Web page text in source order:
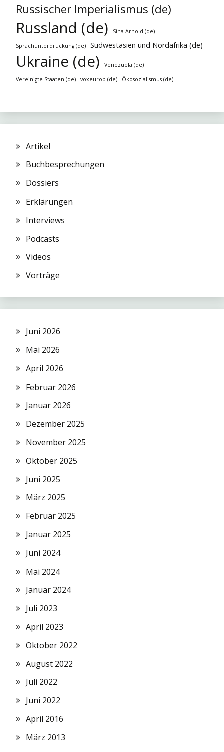
Russischer Imperialismus (de)
Russland (de) Sina Arnold (de)
Sprachunterdrückung (de) Südwestasien und Nordafrika (de)
Ukraine (de) Venezuela (de)
Vereinigte Staaten (de) voxeurop (de) Ökosozialismus (de)
Artikel
Buchbesprechungen
Dossiers
Erklärungen
Interviews
Podcasts
Videos
Vorträge
Juni 2026
Mai 2026
April 2026
Februar 2026
Januar 2026
Dezember 2025
November 2025
Oktober 2025
Juni 2025
März 2025
Februar 2025
Januar 2025
Juni 2024
Mai 2024
Januar 2024
Juli 2023
April 2023
Oktober 2022
August 2022
Juli 2022
Juni 2022
April 2016
März 2013